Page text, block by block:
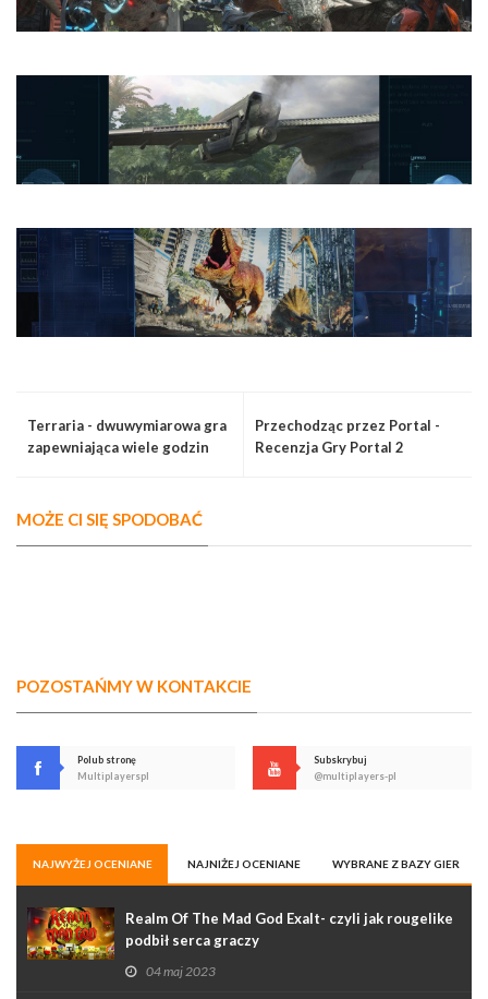
Terraria - dwuwymiarowa gra
zapewniająca wiele godzin
Przechodząc przez Portal -
Recenzja Gry Portal 2
MOŻE CI SIĘ SPODOBAĆ
POZOSTAŃMY W KONTAKCIE
Polub stronę
Multiplayerspl
Subskrybuj
@multiplayers-pl
NAJWYŻEJ OCENIANE NAJNIŻEJ OCENIANE WYBRANE Z BAZY GIER
Realm Of The Mad God Exalt- czyli jak rougelike
podbił serca graczy
04 maj 2023